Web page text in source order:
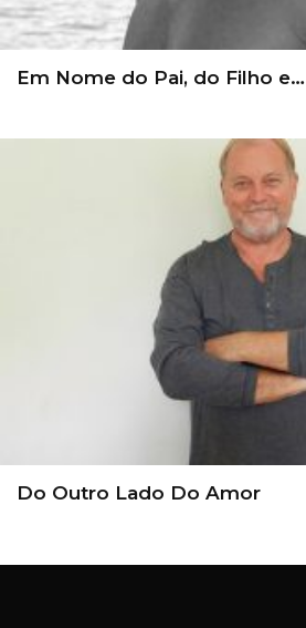
Em Nome do Pai, do Filho e…
Do Outro Lado Do Amor